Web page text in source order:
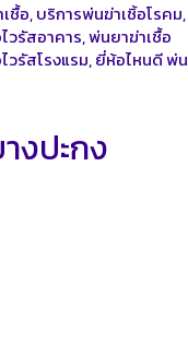
ชื้อ,บริการพ่นฆ่าเชิ้อโรคม,
วรัสอาคาร,พ่นยาฆ่าเชื้อ
วรัสโรงแรม,ยี่ห้อไหนดี พ่น
งปะกง